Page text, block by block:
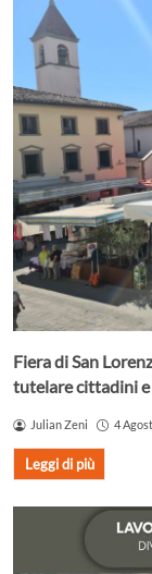
Fiera di San
tutelare cittadini
Julian Zeni 4
Leggi di più